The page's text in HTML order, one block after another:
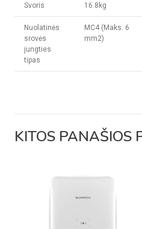
Svoris 16.8kg
Nuolatinės
srovės
jungties
tipas
MC4 (Maks. 6
mm2)
KITOS PANAŠIOS